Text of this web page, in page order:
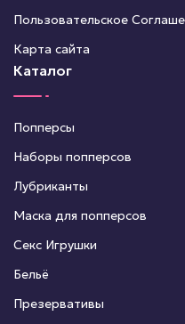
Пользовательское
Карта сайта
Каталог
Попперсы
Наборы попперсов
Лубриканты
Маска для попперсов
Секс Игрушки
Бельё
Презервативы